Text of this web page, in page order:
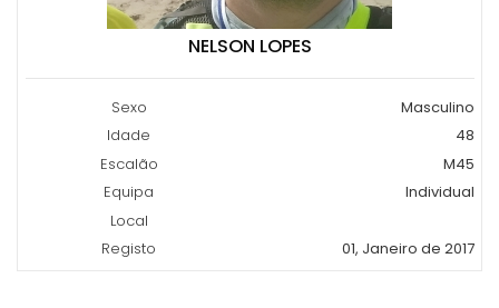
NELSON LOPES
Sexo
Masculino
Idade
48
Escalão
M45
Equipa
Individual
Local
Registo
01, Janeiro de 2017